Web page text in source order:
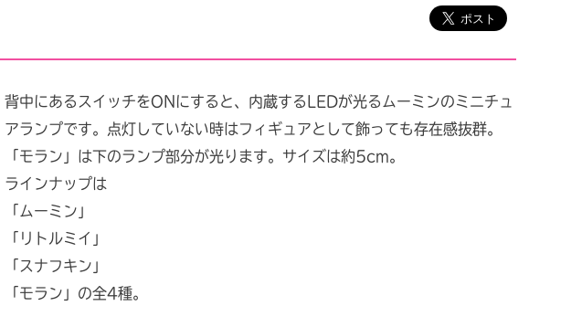
背中にあるスイッチをONにすると、内蔵するLEDが光るムーミンのミニチュ
アランプです。点灯していない時はフィギュアとして飾っても存在感抜群。
「モラン」は下のランプ部分が光ります。サイズは約5cm。
ラインナップは
「ムーミン」
「リトルミイ」
「スナフキン」
「モラン」の全4種。